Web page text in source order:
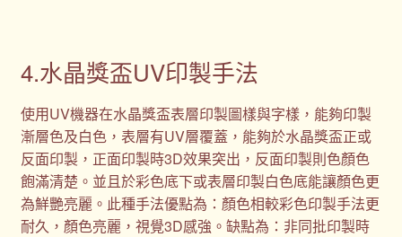
4.水晶獎盃UV印製手法
使用UV機器在水晶獎盃表層印製圖樣與字樣，能夠印製
漸層色及白色，表層有UV層覆蓋，能夠於水晶獎盃正或
反面印製，正面印製時3D效果突出，反面印製則色顏色
飽滿清楚。並且於彩色底下或表層印製白色底能讓顏色更
為鮮艷亮麗。此種手法優點為：顏色相較彩色印製手法更
耐久，顏色亮麗，視覺3D感強。缺點為：非同批印製時